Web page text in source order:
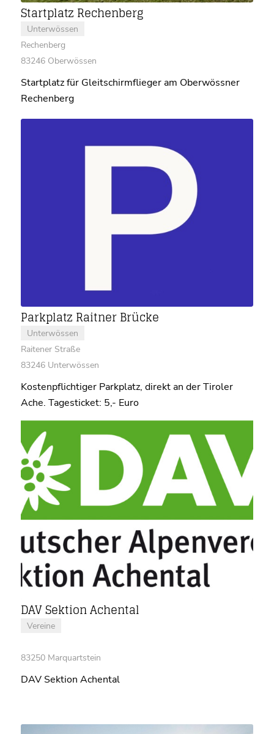
Startplatz Rechenberg
Unterwössen
Rechenberg
83246 Oberwössen
Startplatz für Gleitschirmflieger am Oberwössner
Rechenberg
Parkplatz Raitner Brücke
Unterwössen
Raitener Straße
83246 Unterwössen
Kostenpflichtiger Parkplatz, direkt an der Tiroler
Ache. Tagesticket: 5,- Euro
DAV Sektion Achental
Vereine
83250 Marquartstein
DAV Sektion Achental